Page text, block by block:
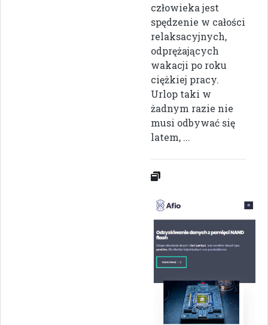
człowieka jest
spędzenie w całości
relaksacyjnych,
odprężających
wakacji po roku
ciężkiej pracy.
Urlop taki w
żadnym razie nie
musi odbywać się
latem, ...